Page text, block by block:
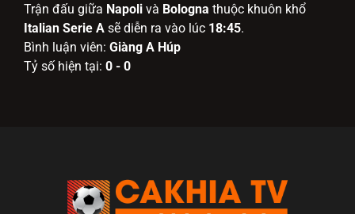
Trận đấu giữa Napoli và Bologna thuộc khuôn khổ
Italian Serie A sẽ diễn ra vào lúc 18:45.
Bình luận viên: Giàng A Húp
Tỷ số hiện tại: 0 - 0